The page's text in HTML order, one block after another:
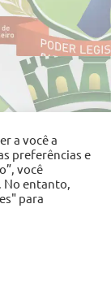
a você a
preferências e
você
No entanto,
para